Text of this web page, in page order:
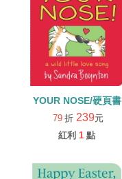
YOUR NOSE/硬頁書
79 折 239元
紅利 1 點